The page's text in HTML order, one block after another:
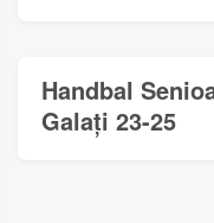
Handbal
Galați 23-25